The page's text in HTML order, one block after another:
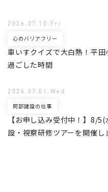
車いすクイズで大白熱！平田
過ごした時間
心のバリアフリー
2026.07.10.Fri
【お申し込み受付中！】8/
設・視察研修ツアーを開催し
阿部建設の仕事
2026.07.01.Wed